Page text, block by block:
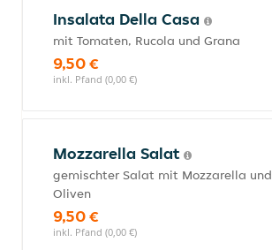
Insalata Della Casa
mit Tomaten, Rucola und Grana
9,50 €
inkl. Pfand (0,00 €)
Mozzarella Salat
gemischter Salat mit Mozzarella und
Oliven
9,50 €
inkl. Pfand (0,00 €)